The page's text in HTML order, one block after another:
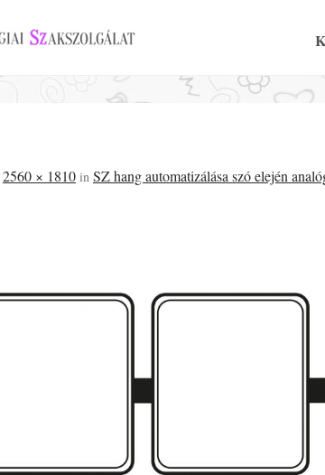
2560 × 1810 in SZ hang automatizálása szó elején